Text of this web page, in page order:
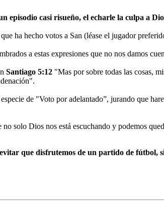
episodio casi risueño, el echarle la culpa a
ha hecho votos a San (léase el jugador
a estas expresiones que no nos damos
Santiago 5:12 "Mas por sobre todas las cosas,
de "Voto por adelantado”, jurando que
no solo Dios nos está escuchando y podemos
que disfrutemos de un partido de fútbol,